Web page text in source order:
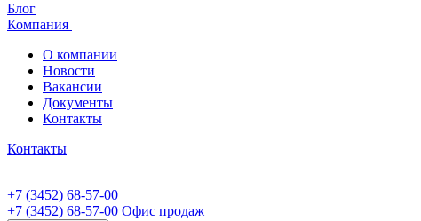
Блог
Компания
О компании
Новости
Вакансии
Документы
Контакты
Контакты
+7 (3452) 68-57-00
+7 (3452) 68-57-00 Офис продаж